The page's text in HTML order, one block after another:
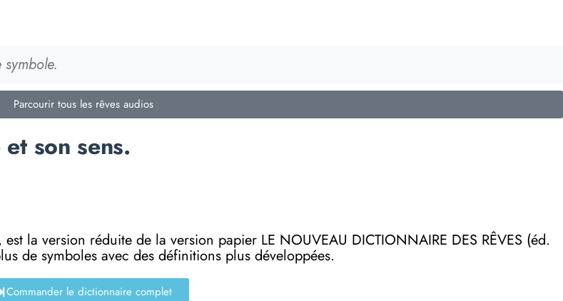
Parcourir tous les rêves audios
son sens.
la version réduite de la version papier LE NOUVEAU DICTIONNAIRE DES RÊVES (éd.
de symboles avec des définitions plus développées.
Commander le dictionnaire complet